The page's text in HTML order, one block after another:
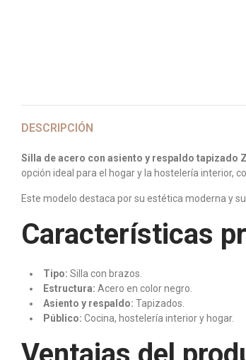
DESCRIPCIÓN
Silla de acero con asiento y respaldo tapizado
opción ideal para el hogar y la hostelería interior,
Este modelo destaca por su estética moderna y
Características
Tipo: Silla con brazos.
Estructura: Acero en color negro.
Asiento y respaldo: Tapizados.
Público: Cocina, hostelería interior y hogar.